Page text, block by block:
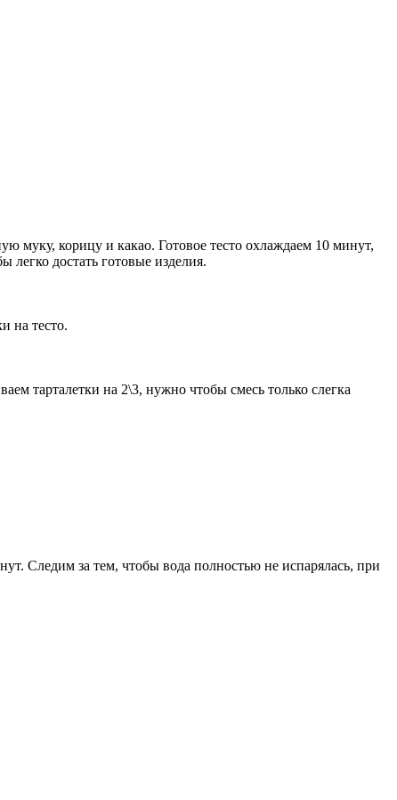
муку, корицу и какао. Готовое тесто охлаждаем 10 минут,
достать готовые изделия.
на тесто.
тарталетки на 2\3, нужно чтобы смесь только слегка
Следим за тем, чтобы вода полностью не испарялась, при